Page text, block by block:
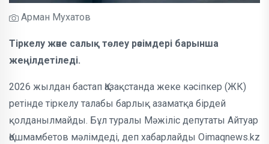
Арман Мухатов
Тіркелу және салық төлеу рәсімдері барынша
жеңілдетіледі.
2026 жылдан бастап Қазақстанда жеке кәсіпкер (ЖК)
ретінде тіркелу талабы барлық азаматқа бірдей
қолданылмайды. Бұл туралы Мәжіліс депутаты Айтуар
Қошмамбетов мәлімдеді, деп хабарлайды Oimaqnews.kz